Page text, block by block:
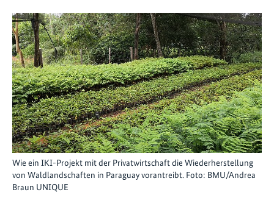
Wie ein IKI-Projekt mit der Privatwirtschaft die Wiederherstellung
von Waldlandschaften in Paraguay vorantreibt. Foto: BMU/Andrea
Braun UNIQUE